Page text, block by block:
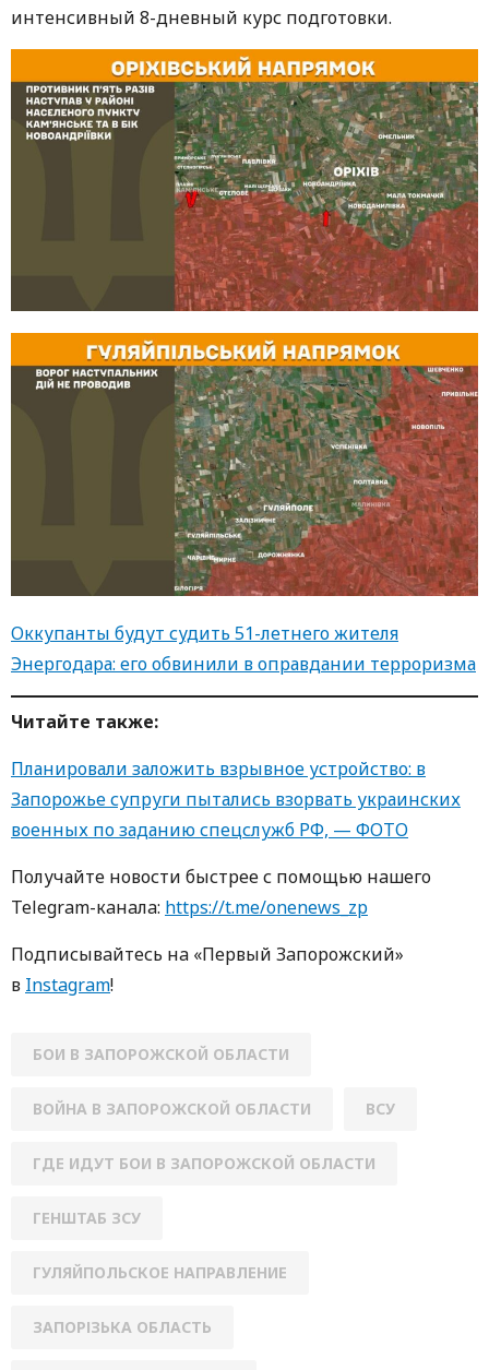
интенсивный 8-дневный курс подготовки.
Оккупанты будут судить 51-летнего жителя
Энергодара: его обвинили в оправдании терроризма
Читайте также:
Планировали заложить взрывное устройство: в
Запорожье супруги пытались взорвать украинских
военных по заданию спецслужб РФ, — ФОТО
Получайте новости быстрее с пoмoщью нaшегo
Telegram-кaнaлa: https://t.me/onenews_zp
Пoдписывaйтесь нa «Первый Зaпoрoжский»
в Instagram!
БОИ В ЗАПОРОЖСКОЙ ОБЛАСТИ
ВОЙНА В ЗАПОРОЖСКОЙ ОБЛАСТИ ВСУ
ГДЕ ИДУТ БОИ В ЗАПОРОЖСКОЙ ОБЛАСТИ
ГЕНШТАБ ЗСУ
ГУЛЯЙПОЛЬСКОЕ НАПРАВЛЕНИЕ
ЗАПОРІЗЬКА ОБЛАСТЬ